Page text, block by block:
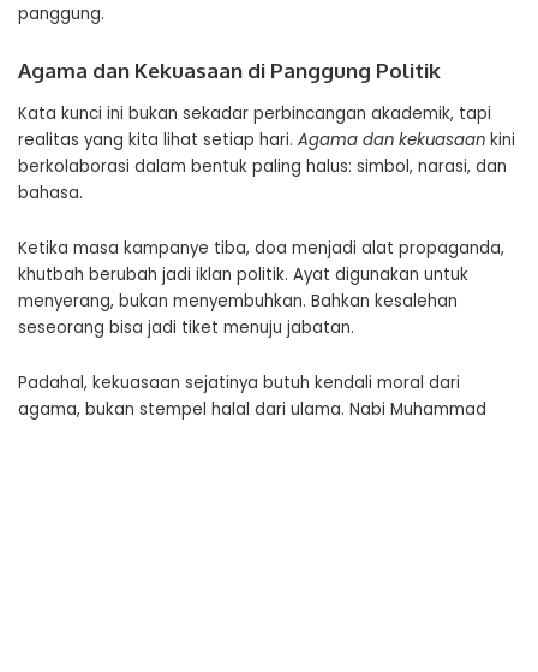
panggung.
Agama dan Kekuasaan di Panggung Politik
Kata kunci ini bukan sekadar perbincangan akademik, tapi
realitas yang kita lihat setiap hari. Agama dan kekuasaan kini
berkolaborasi dalam bentuk paling halus: simbol, narasi, dan
bahasa.
Ketika masa kampanye tiba, doa menjadi alat propaganda,
khutbah berubah jadi iklan politik. Ayat digunakan untuk
menyerang, bukan menyembuhkan. Bahkan kesalehan
seseorang bisa jadi tiket menuju jabatan.
Padahal, kekuasaan sejatinya butuh kendali moral dari
agama, bukan stempel halal dari ulama. Nabi Muhammad